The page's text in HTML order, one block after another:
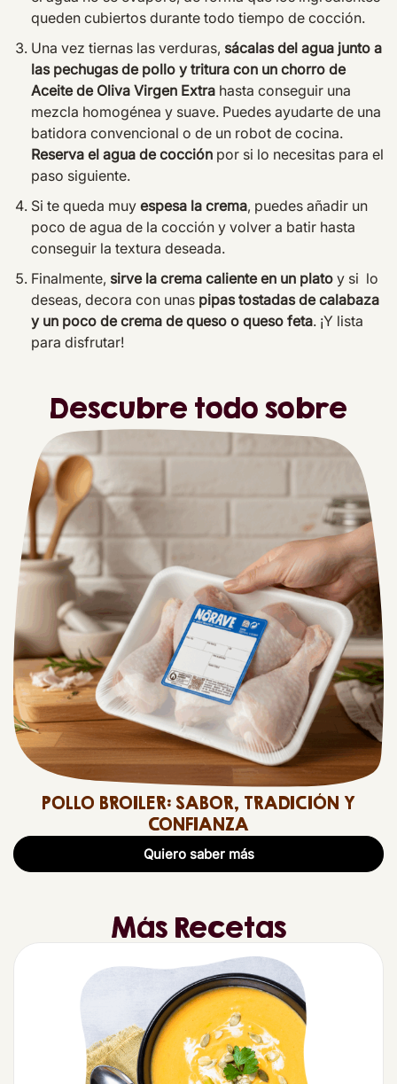
queden cubiertos durante todo tiempo de cocción.
Una vez tiernas las verduras, sácalas del agua junto a
las pechugas de pollo y tritura con un chorro de
Aceite de Oliva Virgen Extra hasta conseguir una
mezcla homogénea y suave. Puedes ayudarte de una
batidora convencional o de un robot de cocina.
Reserva el agua de cocción por si lo necesitas para el
paso siguiente.
Si te queda muy espesa la crema, puedes añadir un
poco de agua de la cocción y volver a batir hasta
conseguir la textura deseada.
Finalmente, sirve la crema caliente en un plato y si lo
deseas, decora con unas pipas tostadas de calabaza
y un poco de crema de queso o queso feta. ¡Y lista
para disfrutar!
Descubre todo sobre
POLLO BROILER: SABOR, TRADICIÓN Y
CONFIANZA
Quiero saber más
Más Recetas